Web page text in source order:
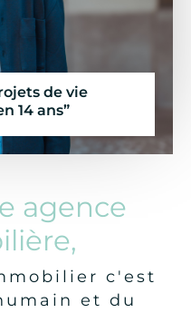
de vie
14 ans”
agence
c'est
et du